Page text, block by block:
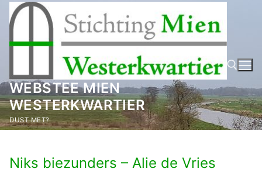
naar
inhoud
WEBSTEE MIEN
WESTERKWARTIER
DUST MET? Zoeken naar:
Niks biezunders – Alie de Vries